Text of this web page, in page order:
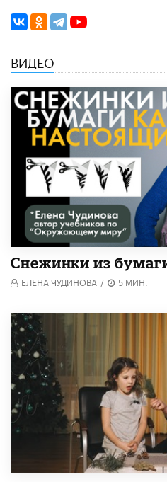
ВИДЕО
Снежинки из
ЕЛЕНА ЧУДИНОВА / 5 МИН.